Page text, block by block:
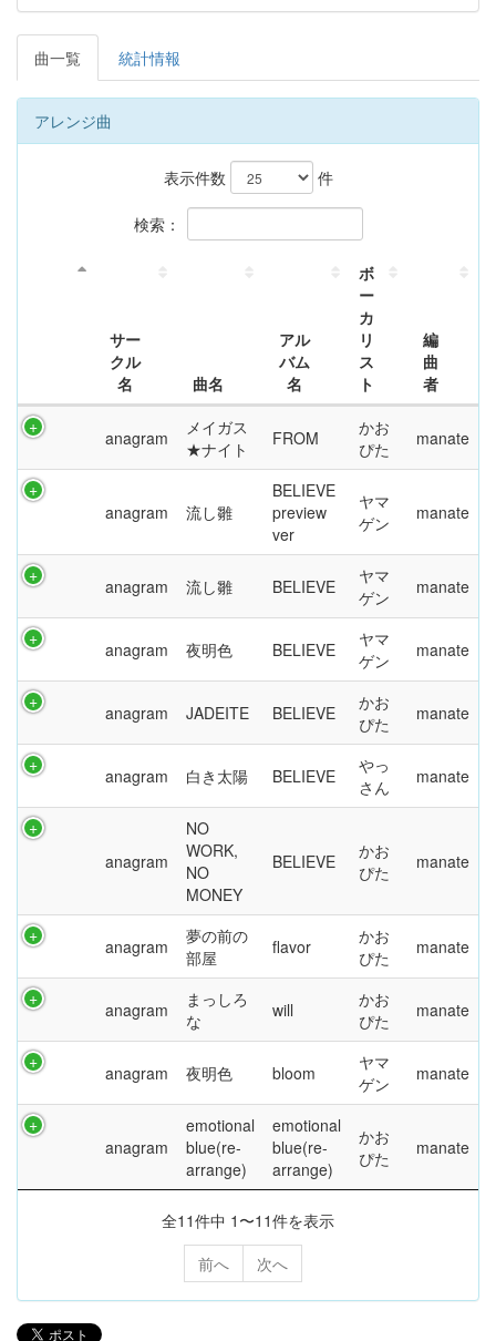
曲一覧 統計情報
アレンジ曲
表示件数 件
検索：
サー
クル
名
曲名
アル
バム
名
ボ
ー
カ
リ
ス
ト
編
曲
者
anagram
メイガス
★ナイト
FROM
かお
ぴた
manate
anagram 流し雛
BELIEVE
preview
ver
ヤマ
ゲン
manate
anagram 流し雛 BELIEVE
ヤマ
ゲン
manate
anagram 夜明色 BELIEVE
ヤマ
ゲン
manate
anagram JADEITE BELIEVE
かお
ぴた
manate
anagram 白き太陽 BELIEVE
やっ
さん
manate
anagram
NO
WORK,
NO
MONEY
BELIEVE
かお
ぴた
manate
anagram
夢の前の
部屋
flavor
かお
ぴた
manate
anagram
まっしろ
な
will
かお
ぴた
manate
anagram 夜明色 bloom
ヤマ
ゲン
manate
anagram
emotional
blue(re-
arrange)
emotional
blue(re-
arrange)
かお
ぴた
manate
全11件中 1〜11件を表示
前へ
次へ